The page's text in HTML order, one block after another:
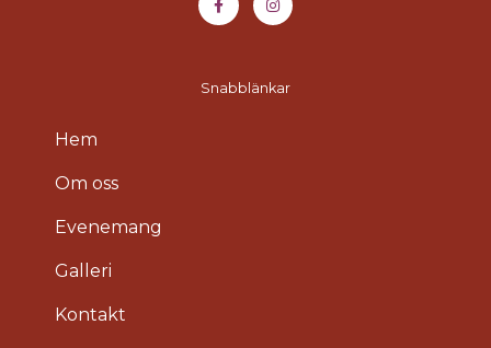
e
b
-
f
t
a
m
Snabblänkar
Hem
Om oss
Evenemang
Galleri
Kontakt